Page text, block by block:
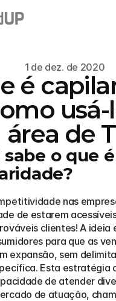
1 de dez. de 2020
é
usá-
área de
sabe o que é
nas
de estarem
clientes! A ideia
para que as
expansão, sem
Esta estratégia
de atender
de atuação,